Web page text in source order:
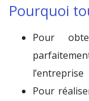
Pourquoi
Pour
l’entreprise
Pour